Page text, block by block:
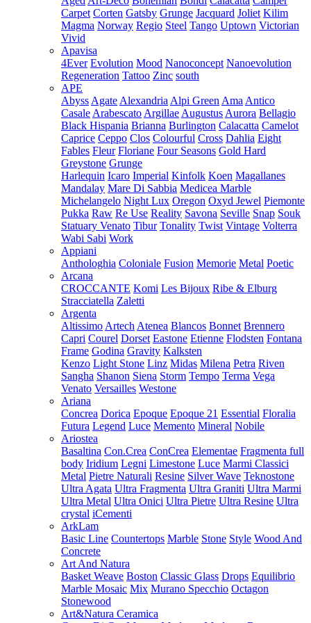
Carpet Corten Gatsby Grunge Jacquard Joliet Kilim
Magma Norway Regio Steel Tango Uptown Victorian
Vivid
Apavisa
4Ever Evolution Mood Nanoconcept Nanoevolution
Regeneration Tattoo Zinc south
APE
Abyss Agate Alexandria Alpi Green Ama Antico
Casale Arabescato Argillae Augustus Aurora Bellagio
Black Hispania Brianna Burlington Calacatta Camelot
Caprice Ceppo Clos Colourful Cross Dahlia Eight
Fables Fleur Floriane Four Seasons Gold Hard
Greystone Grunge
Harlequin Icaro Imperial Kinfolk Koen Magallanes
Mandalay Mare Di Sabbia Medicea Marble
Michelangelo Night Lux Oregon Oxyd Jewel Piemonte
Pukka Raw Re Use Reality Savona Seville Snap Souk
Statuary Venato Tibur Tonality Twist Vintage Volterra
Wabi Sabi Work
Appiani
Anthologhia Coloniale Fusion Memorie Metal Poetic
Arcana
CROCCANTE Komi Les Bijoux Ribe & Elburg
Stracciatella Zaletti
Argenta
Altissimo Artech Atenea Blancos Bonnet Brennero
Capri Courel Dorset Eastone Etienne Flodsten Fontana
Frame Godina Gravity Kalksten
Kenzo Light Stone Linz Midas Milena Petra Riven
Sangha Shanon Siena Storm Tempo Terma Vega
Venato Versailles Westone
Ariana
Concrea Dorica Epoque Epoque 21 Essential Floralia
Futura Legend Luce Memento Mineral Nobile
Ariostea
Basaltina Con.Crea ConCrea Elementae Fragmenta full
body Iridium Legni Limestone Luce Marmi Classici
Metal Pietre Naturali Resine Silver Wave Teknostone
Ultra Agata Ultra Fragmenta Ultra Graniti Ultra Marmi
Ultra Metal Ultra Onici Ultra Pietre Ultra Resine Ultra
crystal iCementi
ArkLam
Basic Line Countertops Marble Stone Style Wood And
Concrete
Art And Natura
Basket Weave Boston Classic Glass Drops Equilibrio
Marble Mosaic Mix Murano Specchio Octagon
Stonewood
Art&Natura Ceramica